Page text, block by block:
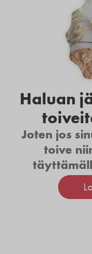
Haluan
Joten jos
toive